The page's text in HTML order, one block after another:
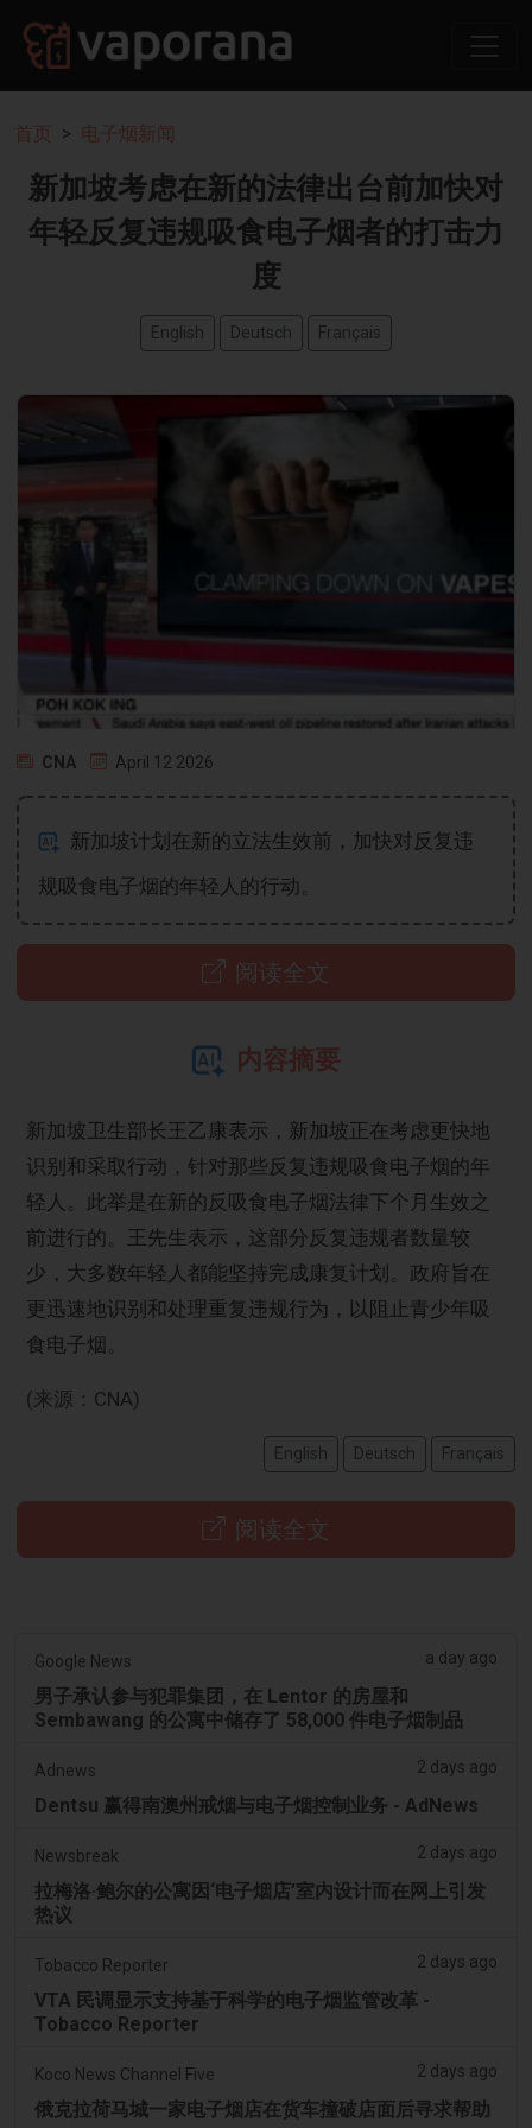
首页 电子烟新闻
新加坡考虑在新的法律出台前加快对
年轻反复违规吸食电子烟者的打击力
度
English Deutsch Français
CNA April 12 2026
新加坡计划在新的立法生效前，加快对反复违
规吸食电子烟的年轻人的行动。
阅读全文
内容摘要
新加坡卫生部长王乙康表示，新加坡正在考虑更快地
识别和采取行动，针对那些反复违规吸食电子烟的年
轻人。此举是在新的反吸食电子烟法律下个月生效之
前进行的。王先生表示，这部分反复违规者数量较
少，大多数年轻人都能坚持完成康复计划。政府旨在
更迅速地识别和处理重复违规行为，以阻止青少年吸
食电子烟。
(来源：CNA)
English Deutsch Français
阅读全文
Google News a day ago
男子承认参与犯罪集团，在 Lentor 的房屋和
Sembawang 的公寓中储存了 58,000 件电子烟制品
Adnews 2 days ago
Dentsu 赢得南澳州戒烟与电子烟控制业务 - AdNews
Newsbreak 2 days ago
拉梅洛·鲍尔的公寓因‘电子烟店’室内设计而在网上引发
热议
Tobacco Reporter 2 days ago
VTA 民调显示支持基于科学的电子烟监管改革 -
Tobacco Reporter
Koco News Channel Five 2 days ago
俄克拉荷马城一家电子烟店在货车撞破店面后寻求帮助